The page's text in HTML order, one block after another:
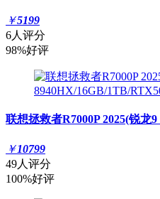
￥5199
6人评分
98%好评
联想拯救者R7000P 2025(锐龙
￥10799
49人评分
100%好评